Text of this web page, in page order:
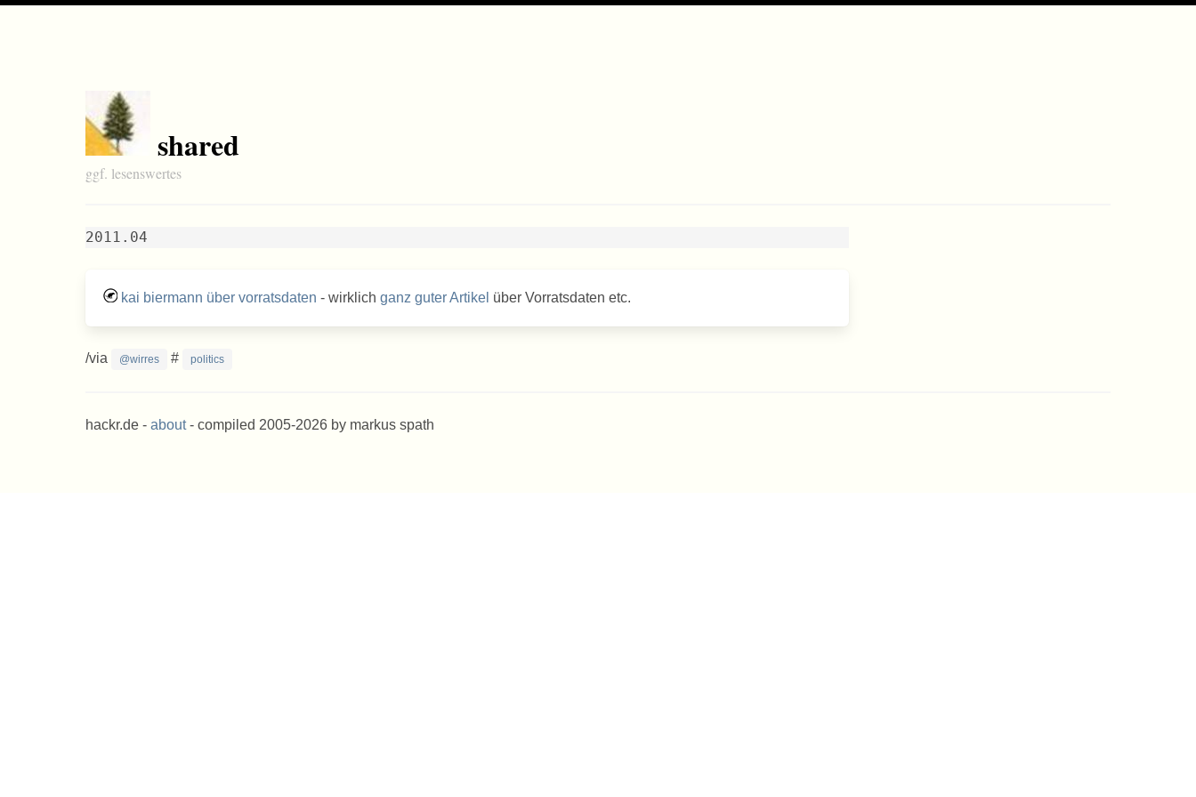
shared
ggf. lesenswertes
2011.04
kai biermann über vorratsdaten - wirklich ganz guter Artikel über Vorratsdaten etc.
/via @wirres # politics
hackr.de - about- compiled 2005-2026 by markus spath